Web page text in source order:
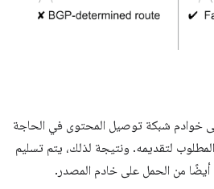
شبكة توصيل المحتوى في الحاجة
لتقديمه. ونتيجة لذلك، يتم تسليم
من الحمل على خادم المصدر.